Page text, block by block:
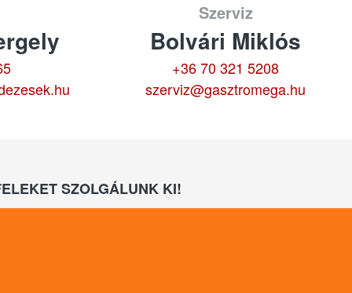
Szerviz
Bolvári Miklós
+36 70 321 5208
szerviz@gasztromega.hu
SZOLGÁLUNK KI!